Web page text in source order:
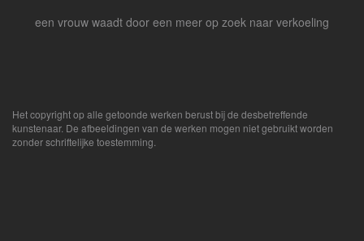
een vrouw waadt door een meer op zoek naar verkoeling
Het copyright op alle getoonde werken berust bij de desbetreffende
kunstenaar. De afbeeldingen van de werken mogen niet gebruikt worden
zonder schriftelijke toestemming.